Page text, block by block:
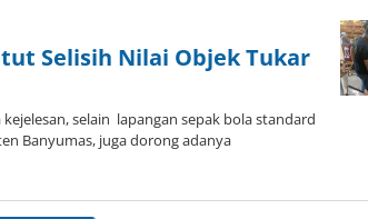
Selisih Nilai Objek Tukar
kejelesan, selain lapangan sepak bola standard
Banyumas, juga dorong adanya